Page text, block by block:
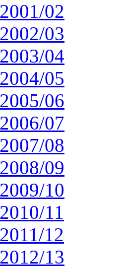
02
03
04
05
06
07
08
09
10
11
12
13